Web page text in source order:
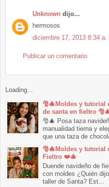
Unknown dijo...
hermosos
diciembre 17, 2013 8:34 a.
Publicar un comentario
Loading...
🎅🎄Moldes y tutorial
de santa en fieltro
🎅🎄 Posa taza
manualidad tierna y
que una taza de
🎅🎄Moldes y tutorial
Fieltro ❤️🎄
Duende navideño de
con moldes ¿Quién
taller de Santa? Est...